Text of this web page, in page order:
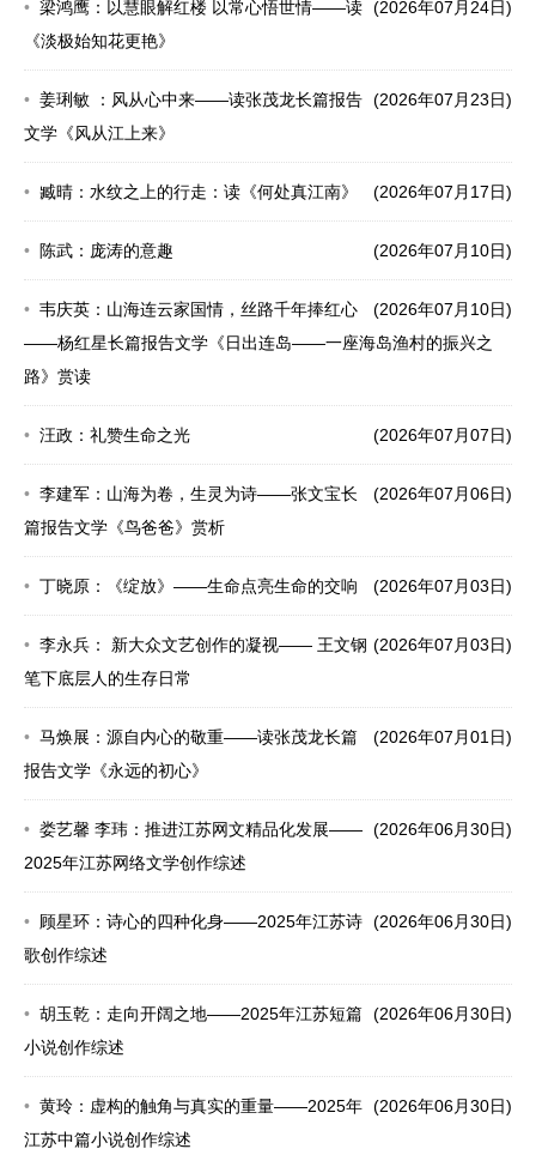
(2026年07月24日)
梁鸿鹰：以慧眼解红楼 以常心悟世情——读
《淡极始知花更艳》
(2026年07月23日)
姜琍敏 ：风从心中来——读张茂龙长篇报告
文学《风从江上来》
(2026年07月17日)
臧晴：水纹之上的行走：读《何处真江南》
(2026年07月10日)
陈武：庞涛的意趣
(2026年07月10日)
韦庆英：山海连云家国情，丝路千年捧红心
——杨红星长篇报告文学《日出连岛——一座海岛渔村的振兴之
路》赏读
(2026年07月07日)
汪政：礼赞生命之光
(2026年07月06日)
李建军：山海为卷，生灵为诗——张文宝长
篇报告文学《鸟爸爸》赏析
(2026年07月03日)
丁晓原：《绽放》——生命点亮生命的交响
(2026年07月03日)
李永兵： 新大众文艺创作的凝视—— 王文钢
笔下底层人的生存日常
(2026年07月01日)
马焕展：源自内心的敬重——读张茂龙长篇
报告文学《永远的初心》
(2026年06月30日)
娄艺馨 李玮：推进江苏网文精品化发展——
2025年江苏网络文学创作综述
(2026年06月30日)
顾星环：诗心的四种化身——2025年江苏诗
歌创作综述
(2026年06月30日)
胡玉乾：走向开阔之地——2025年江苏短篇
小说创作综述
(2026年06月30日)
黄玲：虚构的触角与真实的重量——2025年
江苏中篇小说创作综述